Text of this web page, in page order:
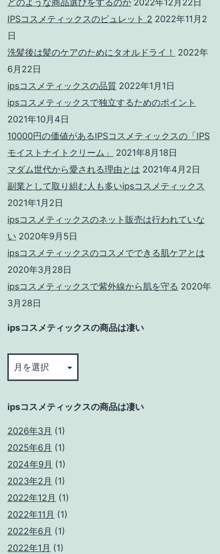
どのような商品選びをするのか 2022年12月22日
IPSコスメティックスのピュレット 2 2022年11月2
日
洗髪後は髪のケアのためにタオルドライ！
2022年
6月22日
ipsコスメティックスの品質 2022年1月1日
ipsコスメティックスで独立するためのポイント
2021年10月4日
10000円の価値があるIPSコスメティックスの「IPS
モイストナイトクリーム」
2021年8月18日
マダム世代から愛される理由とは 2021年4月2日
副業として取り組む人も多いipsコスメティックス
2021年1月2日
ipsコスメティックスのネット販売は行われていな
い 2020年9月5日
ipsコスメティックスのコスメでできる肌ケアとは
2020年3月28日
ipsコスメティックスで紫外線から肌を守る 2020年
3月28日
ipsコスメティックスの商品は凄い
ス
テ
ク
ス
の
商
品
は
凄
ipsコスメティックスの商品は凄い
2026年3月 (1)
2025年6月 (1)
2024年9月 (1)
2023年2月 (1)
2022年12月 (1)
2022年11月 (1)
2022年6月 (1)
2022年1月 (1)